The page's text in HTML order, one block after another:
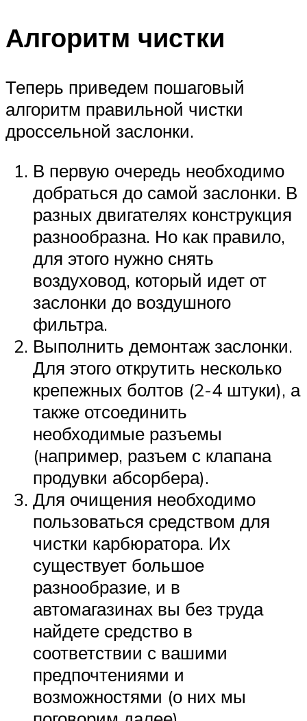
Алгоритм чистки
Теперь приведем пошаговый
алгоритм правильной чистки
дроссельной заслонки.
В первую очередь необходимо
добраться до самой заслонки. В
разных двигателях конструкция
разнообразна. Но как правило,
для этого нужно снять
воздуховод, который идет от
заслонки до воздушного
фильтра.
Выполнить демонтаж заслонки.
Для этого открутить несколько
крепежных болтов (2-4 штуки), а
также отсоединить
необходимые разъемы
(например, разъем с клапана
продувки абсорбера).
Для очищения необходимо
пользоваться средством для
чистки карбюратора. Их
существует большое
разнообразие, и в
автомагазинах вы без труда
найдете средство в
соответствии с вашими
предпочтениями и
возможностями (о них мы